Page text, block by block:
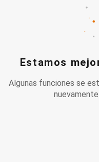
Estamos
Algunas funciones se